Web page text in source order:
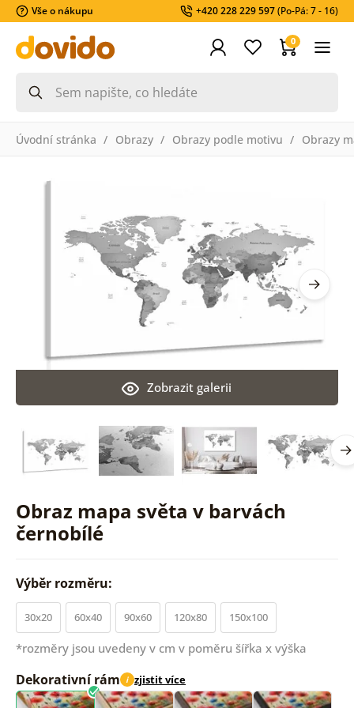
Vše o nákupu +420 228 229 597(Po-Pá: 7 - 16)
0
Úvodní stránka Obrazy Obrazy podle motivu Obrazy
Obraz mapa světa v barvách
černobílé
Zobrazit galerii
Výběr rozměru:
30x20 60x40 90x60 120x80 150x100
*rozměry jsou uvedeny v cm v poměru šířka x výška
Dekorativní rám i zjistit více